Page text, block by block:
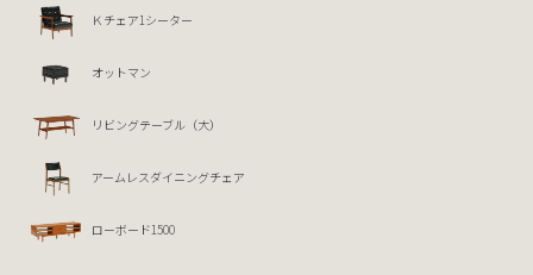
Ｋチェア1シーター
オットマン
リビングテーブル（大）
アームレスダイニングチェア
ローボード1500